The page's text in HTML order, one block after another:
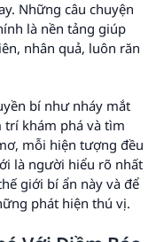
Những câu chuyện
là nền tảng giúp
nhân quả, luôn răn
bí như nháy mắt
trí khám phá và tìm
mỗi hiện tượng đều
là người hiểu rõ nhất
giới bí ẩn này và để
phát hiện thú vị.